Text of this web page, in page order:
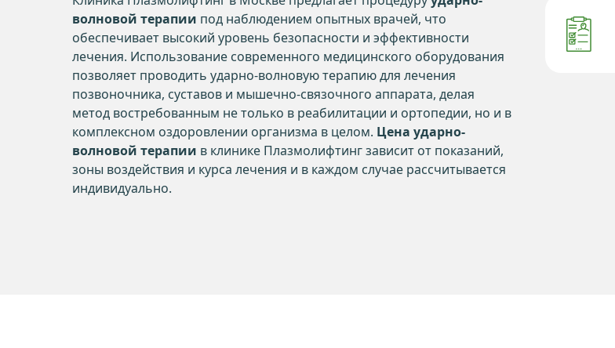
волновой терапии под наблюдением опытных врачей, что
обеспечивает высокий уровень безопасности и эффективности
лечения. Использование современного медицинского оборудования
позволяет проводить ударно-волновую терапию для лечения
позвоночника, суставов и мышечно-связочного аппарата, делая
метод востребованным не только в реабилитации и ортопедии, но и в
комплексном оздоровлении организма в целом. Цена ударно-
волновой терапии в клинике Плазмолифтинг зависит от показаний,
зоны воздействия и курса лечения и в каждом случае рассчитывается
индивидуально.